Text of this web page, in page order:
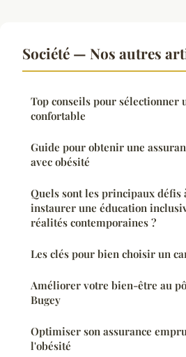
Société — Nos autres
Top conseils pour sélectionner
confortable
Guide pour obtenir une
avec obésité
Quels sont les principaux défis
instaurer une éducation
réalités contemporaines ?
Les clés pour bien choisir un
Améliorer votre bien-être au
Bugey
Optimiser son assurance
l'obésité